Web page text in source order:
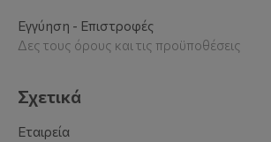
Εγγύηση - Επιστροφές
Δες τους όρους και τις προϋποθέσεις
Σχετικά
Εταιρεία